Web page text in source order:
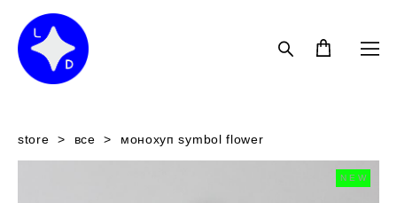
store > все > монохуп symbol flower
NEW